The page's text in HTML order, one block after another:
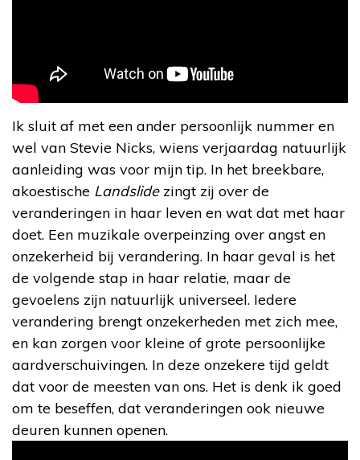
Ik sluit af met een ander persoonlijk nummer en
wel van Stevie Nicks, wiens verjaardag natuurlijk
aanleiding was voor mijn tip. In het breekbare,
akoestische Landslidezingt zij over de
veranderingen in haar leven en wat dat met haar
doet. Een muzikale overpeinzing over angst en
onzekerheid bij verandering. In haar geval is het
de volgende stap in haar relatie, maar de
gevoelens zijn natuurlijk universeel. Iedere
verandering brengt onzekerheden met zich mee,
en kan zorgen voor kleine of grote persoonlijke
aardverschuivingen. In deze onzekere tijd geldt
dat voor de meesten van ons. Het is denk ik goed
om te beseffen, dat veranderingen ook nieuwe
deuren kunnen openen.